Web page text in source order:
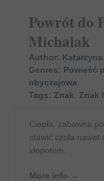
Powrót do
Michalak
Author:
Genres: Powieść
obyczajowa
Tags: Znak Znak
Ciepła, zabawna
stawić czoła
kłopotom.
More info →